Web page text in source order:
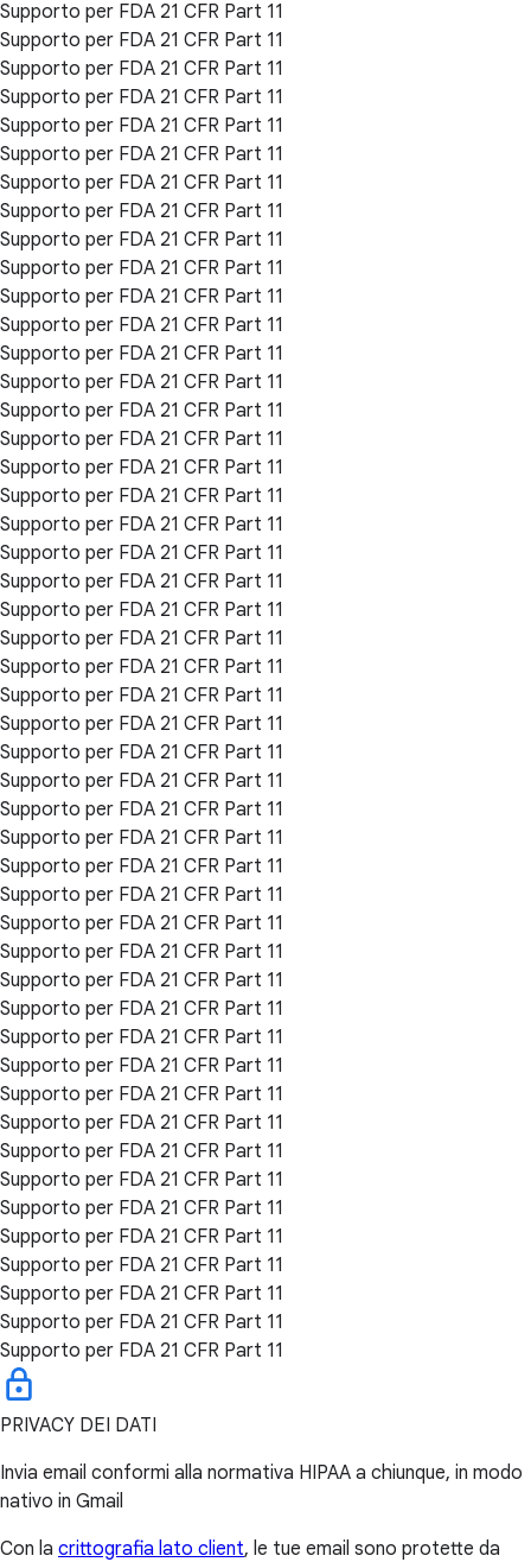
Supporto per FDA 21 CFR Part 11
Supporto per FDA 21 CFR Part 11
Supporto per FDA 21 CFR Part 11
Supporto per FDA 21 CFR Part 11
Supporto per FDA 21 CFR Part 11
Supporto per FDA 21 CFR Part 11
Supporto per FDA 21 CFR Part 11
Supporto per FDA 21 CFR Part 11
Supporto per FDA 21 CFR Part 11
Supporto per FDA 21 CFR Part 11
Supporto per FDA 21 CFR Part 11
Supporto per FDA 21 CFR Part 11
Supporto per FDA 21 CFR Part 11
Supporto per FDA 21 CFR Part 11
Supporto per FDA 21 CFR Part 11
Supporto per FDA 21 CFR Part 11
Supporto per FDA 21 CFR Part 11
Supporto per FDA 21 CFR Part 11
Supporto per FDA 21 CFR Part 11
Supporto per FDA 21 CFR Part 11
Supporto per FDA 21 CFR Part 11
Supporto per FDA 21 CFR Part 11
Supporto per FDA 21 CFR Part 11
Supporto per FDA 21 CFR Part 11
Supporto per FDA 21 CFR Part 11
Supporto per FDA 21 CFR Part 11
Supporto per FDA 21 CFR Part 11
Supporto per FDA 21 CFR Part 11
Supporto per FDA 21 CFR Part 11
Supporto per FDA 21 CFR Part 11
Supporto per FDA 21 CFR Part 11
Supporto per FDA 21 CFR Part 11
Supporto per FDA 21 CFR Part 11
Supporto per FDA 21 CFR Part 11
Supporto per FDA 21 CFR Part 11
Supporto per FDA 21 CFR Part 11
Supporto per FDA 21 CFR Part 11
Supporto per FDA 21 CFR Part 11
Supporto per FDA 21 CFR Part 11
Supporto per FDA 21 CFR Part 11
Supporto per FDA 21 CFR Part 11
Supporto per FDA 21 CFR Part 11
Supporto per FDA 21 CFR Part 11
Supporto per FDA 21 CFR Part 11
Supporto per FDA 21 CFR Part 11
Supporto per FDA 21 CFR Part 11
Supporto per FDA 21 CFR Part 11
Supporto per FDA 21 CFR Part 11
PRIVACY DEI DATI
Invia email conformi alla normativa HIPAA a chiunque, in modo
nativo in Gmail
Con la crittografia lato client, le tue email sono protette da